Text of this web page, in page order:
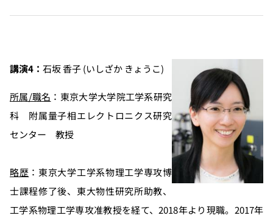
講演4： 石坂 香子 (いしざか きょうこ)
所属/職名 ：東京大学大学院工学系研究
科 附属量子相エレクトロニクス研究
センター 教授
略歴 ：東京大学工学系物理工学専攻博
士課程修了後、東大物性研究所助教、
工学系物理工学専攻准教授を経て、2018年より現職。2017年